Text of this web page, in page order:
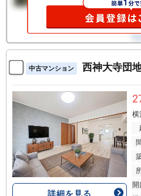
中古マンション 西神大寺団
詳細を見る
横
開